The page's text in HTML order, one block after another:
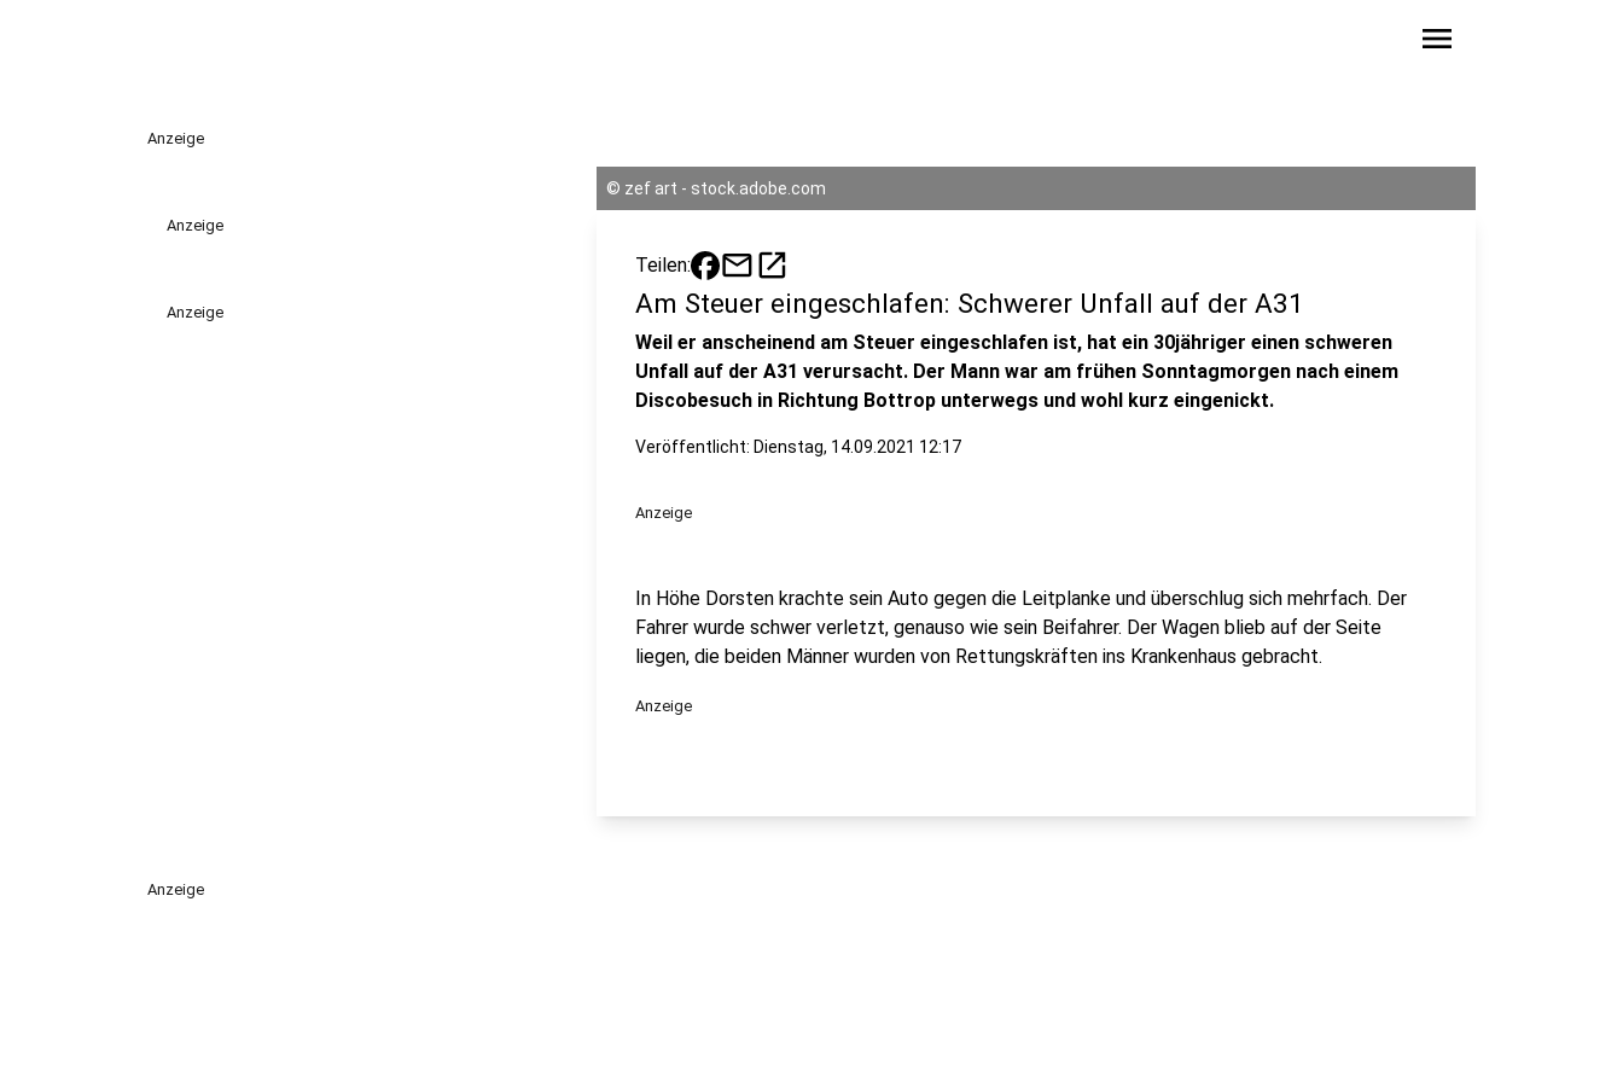
menu
Anzeige
Anzeige
Anzeige
© zef art - stock.adobe.com
Teilen: mailopen_in_new
Am Steuer eingeschlafen: Schwerer Unfall auf der A31
Weil er anscheinend am Steuer eingeschlafen ist, hat ein 30jähriger einen schweren
Unfall auf der A31 verursacht. Der Mann war am frühen Sonntagmorgen nach einem
Discobesuch in Richtung Bottrop unterwegs und wohl kurz eingenickt.
Veröffentlicht: Dienstag, 14.09.2021 12:17
Anzeige
In Höhe Dorsten krachte sein Auto gegen die Leitplanke und überschlug sich mehrfach. Der
Fahrer wurde schwer verletzt, genauso wie sein Beifahrer. Der Wagen blieb auf der Seite
liegen, die beiden Männer wurden von Rettungskräften ins Krankenhaus gebracht.
Anzeige
Anzeige